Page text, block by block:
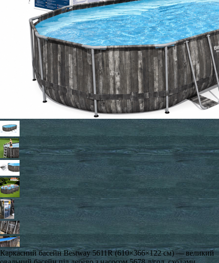
Каркасний басейн Bestway 5611R (610×366×122 см) — великий